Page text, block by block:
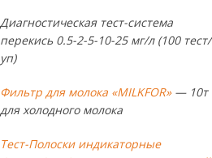
Диагностическая тест-система
перекись 0.5-2-5-10-25 мг/л (100 тест/
уп)
Фильтр для молока «MILKFOR»— 10т
для холодного молока
Тест-Полоски индикаторные